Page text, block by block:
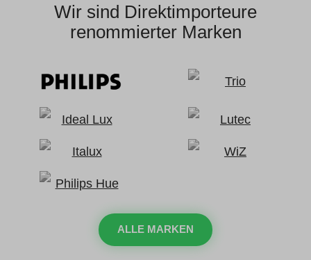
Wir sind Direktimporteure
renommierter Marken
ALLE MARKEN